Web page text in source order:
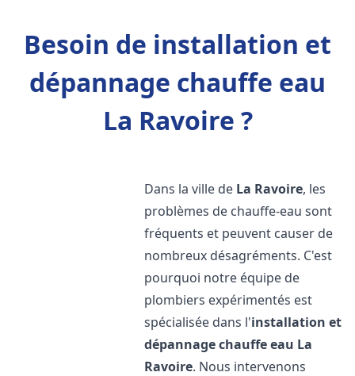
Besoin de installation et
dépannage chauffe eau
La Ravoire ?
Dans la ville de La Ravoire, les
problèmes de chauffe-eau sont
fréquents et peuvent causer de
nombreux désagréments. C'est
pourquoi notre équipe de
plombiers expérimentés est
spécialisée dans l'installation et
dépannage chauffe eau La
Ravoire. Nous intervenons